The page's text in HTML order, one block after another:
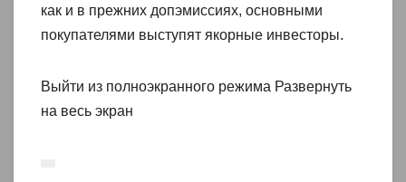
как и в прежних допэмиссиях, основными
покупателями выступят якорные инвесторы.
Выйти из полноэкранного режима Развернуть
на весь экран